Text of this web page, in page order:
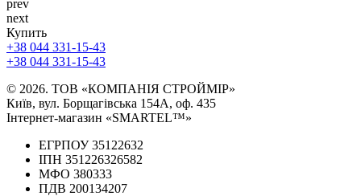
prev
next
Купить
+38 044 331-15-43
+38 044 331-15-43
© 2026. ТОВ «КОМПАНІЯ СТРОЙМІР»
Київ, вул. Борщагівська 154А, оф. 435
Інтернет-магазин «SMARTEL™»
ЕГРПОУ 35122632
ІПН 351226326582
МФО 380333
ПДВ 200134207